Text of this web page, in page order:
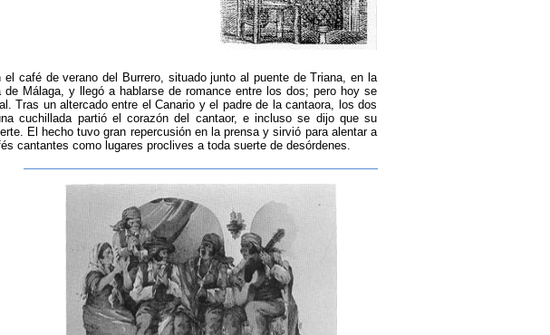
café de verano del Burrero, situado junto al puente de Triana, en la
Málaga, y llegó a hablarse de romance entre los dos; pero hoy se
Tras un altercado entre el Canario y el padre de la cantaora, los dos
cuchillada partió el corazón del cantaor, e incluso se dijo que su
El hecho tuvo gran repercusión en la prensa y sirvió para alentar a
cantantes como lugares proclives a toda suerte de desórdenes.